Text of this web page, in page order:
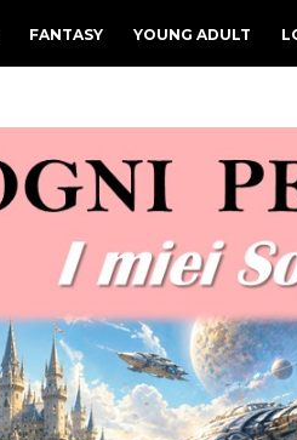
FANTASY YOUNG ADULT